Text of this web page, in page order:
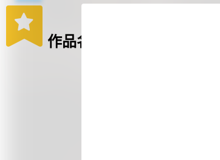
作品名称：山河祭